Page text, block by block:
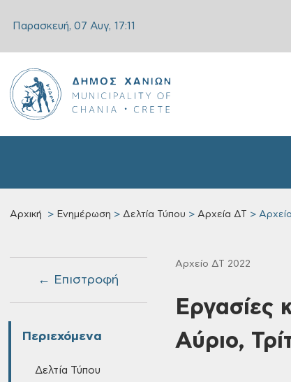
Παρασκευή, 07 Αυγ, 17:11
Αρχική Ενημέρωση Δελτία Τύπου Αρχεία ΔΤ
← Επιστροφή
Περιεχόμενα
Δελτία Τύπου
Αρχείο ΔΤ 2022
Εργασίες
Αύριο,